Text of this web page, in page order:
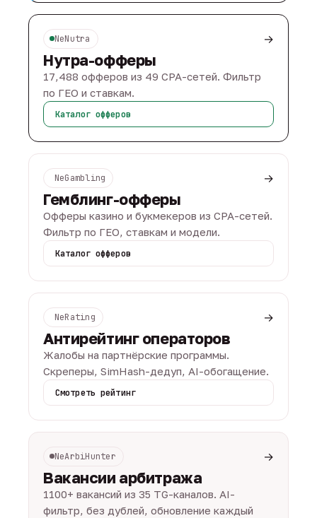
NeNutra →
Нутра-офферы
17,488 офферов из 49 CPA-сетей. Фильтр
по ГЕО и ставкам.
Каталог офферов
NeGambling →
Гемблинг-офферы
Офферы казино и букмекеров из CPA-сетей.
Фильтр по ГЕО, ставкам и модели.
Каталог офферов
NeRating →
Антирейтинг операторов
Жалобы на партнёрские программы.
Скреперы, SimHash-дедуп, AI-обогащение.
Смотреть рейтинг
NeArbiHunter →
Вакансии арбитража
1100+ вакансий из 35 TG-каналов. AI-
фильтр, без дублей, обновление каждый